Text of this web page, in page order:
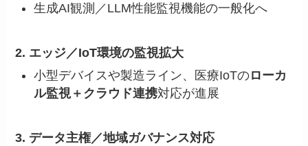
生成AI観測／LLM性能監視機能の一般化へ
2. エッジ／IoT環境の監視拡大
小型デバイスや製造ライン、医療IoTのローカ
ル監視＋クラウド連携対応が進展
3. データ主権／地域ガバナンス対応